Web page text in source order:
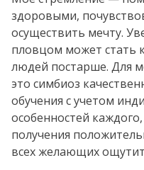
здоровыми,
осуществить мечту.
пловцом может
людей постарше. Для
это симбиоз
обучения с учетом
особенностей
получения
всех желающих